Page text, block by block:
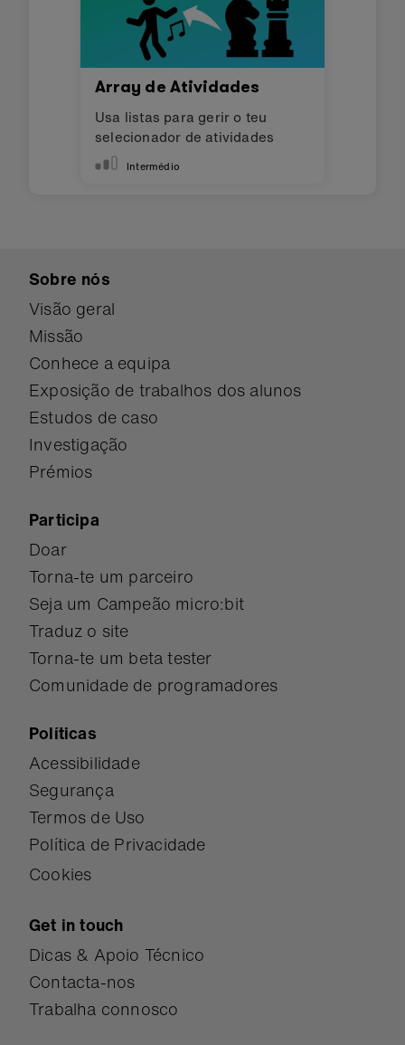
Array de Atividades
Usa listas para gerir o teu
selecionador de atividades
Intermédio
Sobre nós
Visão geral
Missão
Conhece a equipa
Exposição de trabalhos dos alunos
Estudos de caso
Investigação
Prémios
Participa
Doar
Torna-te um parceiro
Seja um Campeão micro:bit
Traduz o site
Torna-te um beta tester
Comunidade de programadores
Políticas
Acessibilidade
Segurança
Termos de Uso
Política de Privacidade
Cookies
Get in touch
Dicas & Apoio Técnico
Contacta-nos
Trabalha connosco